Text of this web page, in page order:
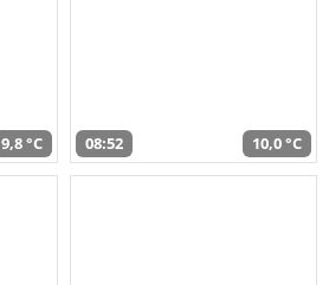
9,8 °C 08:52 10,0 °C